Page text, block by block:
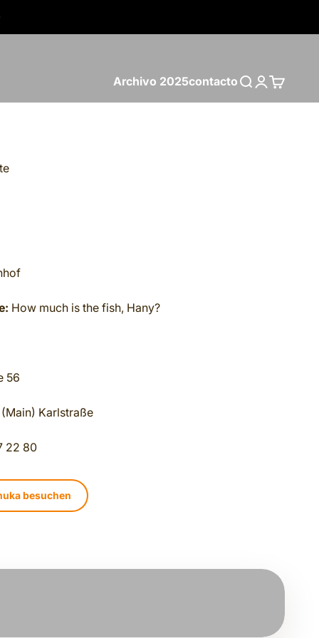
Archivo 2025contacto Buscar
Iniciar
Carrito
How much is the fish, Hany?
56
Karlstraße
22 80
besuchen